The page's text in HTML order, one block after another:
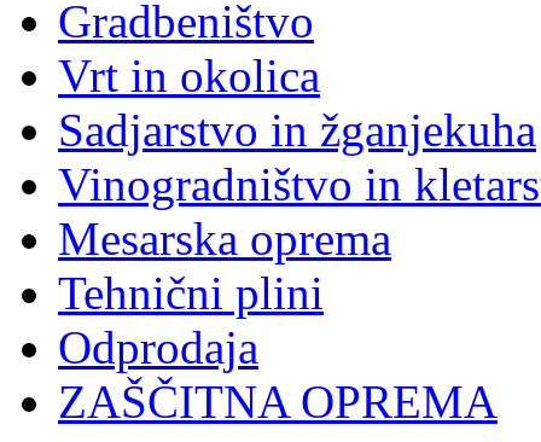
Gradbeništvo
Vrt in okolica
Sadjarstvo in žganjekuha
Vinogradništvo in
Mesarska oprema
Tehnični plini
Odprodaja
ZAŠČITNA OPREMA